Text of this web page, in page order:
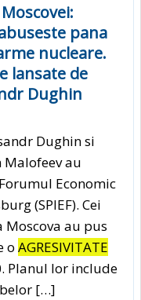
pana
nucleare.
lansate de
Dughin
Dughin si
au
Economic
(SPIEF). Cei
au pus
o AGRESIVITATE
Planul lor include
[…]